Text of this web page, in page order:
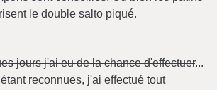
le double salto piqué.
jours j'ai eu de la chance d'effectuer...
reconnues, j'ai effectué tout